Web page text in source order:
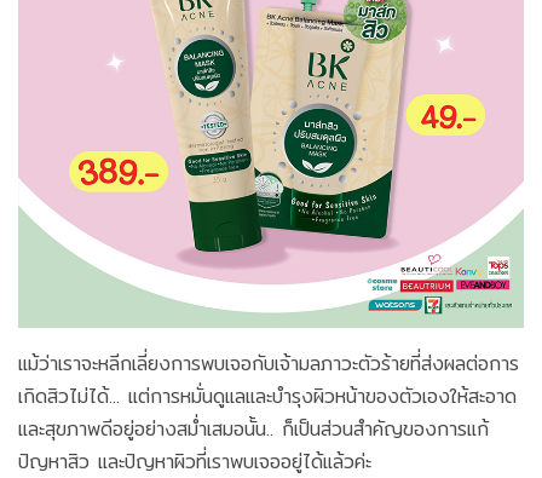
แม้ว่าเราจะหลีกเลี่ยงการพบเจอกับเจ้ามลภาวะตัวร้ายที่ส่งผลต่อการ
เกิดสิวไม่ได้... แต่การหมั่นดูแลและบำรุงผิวหน้าของตัวเองให้สะอาด
และสุขภาพดีอยู่อย่างสม่ำเสมอนั้น.. ก็เป็นส่วนสำคัญของการแก้
ปัญหาสิว และปัญหาผิวที่เราพบเจออยู่ได้แล้วค่ะ